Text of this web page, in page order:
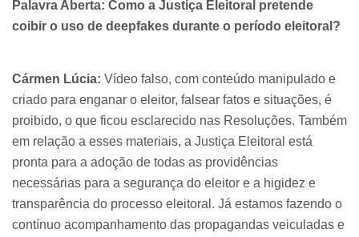
Palavra Aberta: Como a Justiça Eleitoral pretende
coibir o uso de deepfakes durante o período eleitoral?
Cármen Lúcia: Vídeo falso, com conteúdo manipulado e
criado para enganar o eleitor, falsear fatos e situações, é
proibido, o que ficou esclarecido nas Resoluções. Também
em relação a esses materiais, a Justiça Eleitoral está
pronta para a adoção de todas as providências
necessárias para a segurança do eleitor e a higidez e
transparência do processo eleitoral. Já estamos fazendo o
contínuo acompanhamento das propagandas veiculadas e